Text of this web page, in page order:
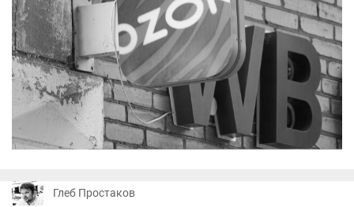
Глеб Простаков